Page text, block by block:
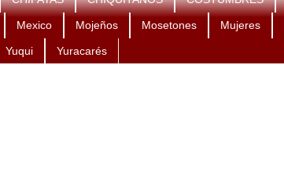
Mexico Mojeños Mosetones Mujeres
Yuqui Yuracarés